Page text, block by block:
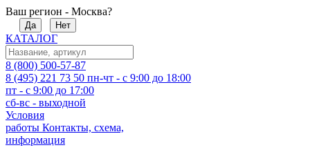
Ваш регион - Москва?
Да Нет
КАТАЛОГ
8 (800) 500-57-87
8 (495) 221 73 50 пн-чт - с 9:00 до 18:00
пт - с 9:00 до 17:00
сб-вс - выходной
Условия
работы Контакты, схема,
информация